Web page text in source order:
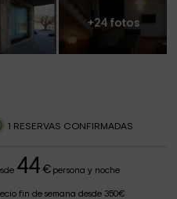
+24 fotos
1 RESERVAS CONFIRMADAS
44 €persona y noche
fin de semana desde 350€